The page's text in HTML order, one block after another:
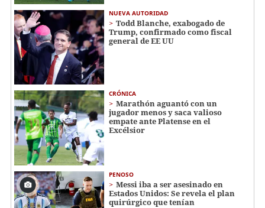
NUEVA AUTORIDAD
Todd Blanche, exabogado de
Trump, confirmado como fiscal
general de EE UU
CRÓNICA
Marathón aguantó con un
jugador menos y saca valioso
empate ante Platense en el
Excélsior
PENOSO
Messi iba a ser asesinado en
Estados Unidos: Se revela el plan
quirúrgico que tenían